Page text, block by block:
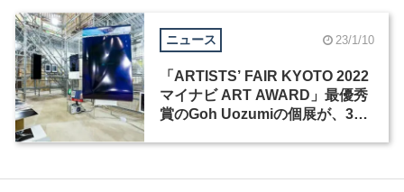
ニュース 23/1/10
「ARTISTS’ FAIR KYOTO 2022
マイナビ ART AWARD」最優秀
賞のGoh Uozumiの個展が、3月